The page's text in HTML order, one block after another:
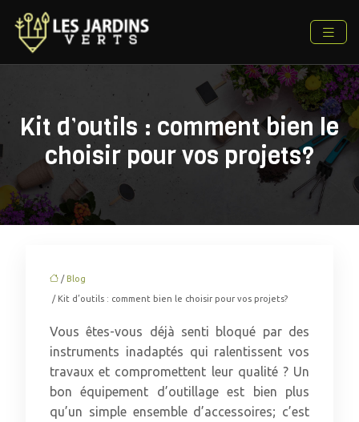
Kit d’outils : comment bien le
choisir pour vos projets?
/ Blog
/ Kit d’outils : comment bien le choisir pour vos projets?
Vous êtes-vous déjà senti bloqué par des
instruments inadaptés qui ralentissent vos
travaux et compromettent leur qualité ? Un
bon équipement d’outillage est bien plus
qu’un simple ensemble d’accessoires; c’est